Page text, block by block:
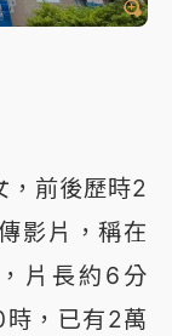
，前後歷時2
影片，稱在
片長約6分
，已有2萬